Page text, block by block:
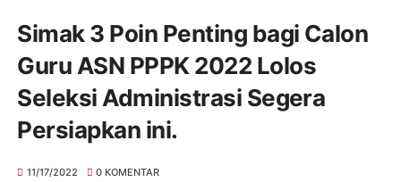
Simak 3 Poin Penting bagi Calon
Guru ASN PPPK 2022 Lolos
Seleksi Administrasi Segera
Persiapkan ini.
11/17/2022 0 KOMENTAR